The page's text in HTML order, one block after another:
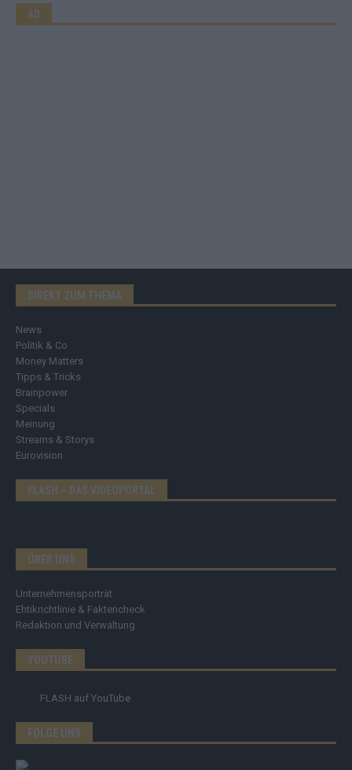
AD
DIREKT ZUM THEMA
News
Politik & Co
Money Matters
Tipps & Tricks
Brainpower
Specials
Meinung
Streams & Storys
Eurovision
FLASH – DAS VIDEOPORTAL
ÜBER UNS
Unternehmensporträt
Ehtikrichtlinie & Faktencheck
Redaktion und Verwaltung
YOUTUBE
FLASH auf YouTube
FOLGE UNS